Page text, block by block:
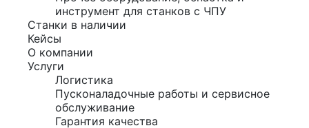
инструмент для станков с ЧПУ
Станки в наличии
Кейсы
О компании
Услуги
Логистика
Пусконаладочные работы и сервисное
обслуживание
Гарантия качества